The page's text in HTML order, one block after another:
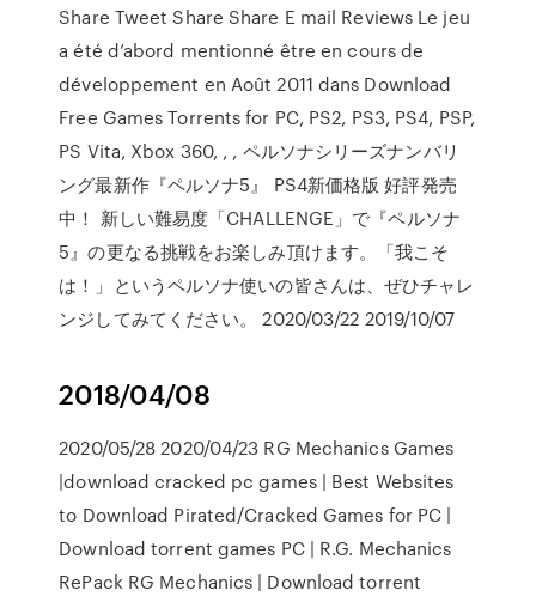
Share Tweet Share Share E mail Reviews Le jeu
a été d’abord mentionné être en cours de
développement en Août 2011 dans Download
Free Games Torrents for PC, PS2, PS3, PS4, PSP,
PS Vita, Xbox 360, , , ペルソナシリーズナンバリ
ング最新作『ペルソナ5』 PS4新価格版 好評発売
中！ 新しい難易度「CHALLENGE」で『ペルソナ
5』の更なる挑戦をお楽しみ頂けます。「我こそ
は！」というペルソナ使いの皆さんは、ぜひチャレ
ンジしてみてください。 2020/03/22 2019/10/07
2018/04/08
2020/05/28 2020/04/23 RG Mechanics Games
|download cracked pc games | Best Websites
to Download Pirated/Cracked Games for PC |
Download torrent games PC | R.G. Mechanics
RePack RG Mechanics | Download torrent